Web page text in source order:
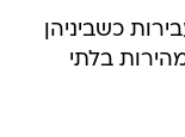
כשביניהן
בלתי